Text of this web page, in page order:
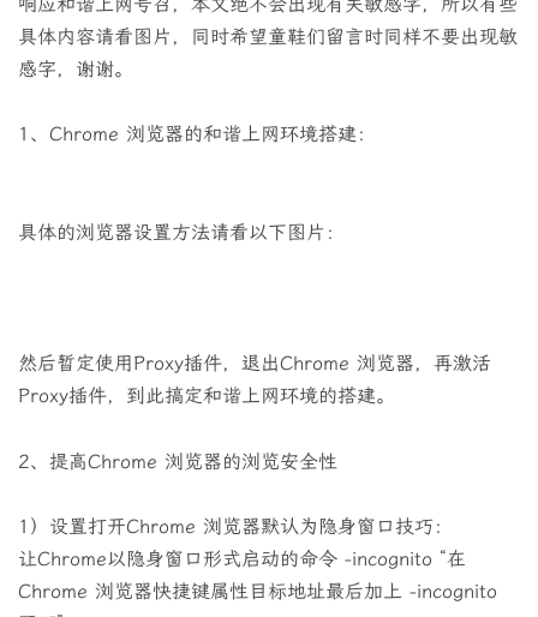
具体内容请看图片，同时希望童鞋们留言时同样不要出现敏
感字，谢谢。
1、Chrome 浏览器的和谐上网环境搭建：
具体的浏览器设置方法请看以下图片：
然后暂定使用Proxy插件，退出Chrome 浏览器，再激活
Proxy插件，到此搞定和谐上网环境的搭建。
2、提高Chrome 浏览器的浏览安全性
1）设置打开Chrome 浏览器默认为隐身窗口技巧：
让Chrome以隐身窗口形式启动的命令 -incognito “在
Chrome 浏览器快捷键属性目标地址最后加上 -incognito